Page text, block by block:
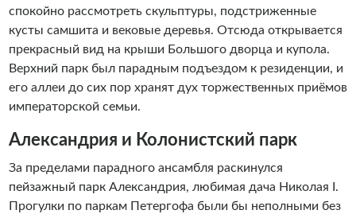
спокойно рассмотреть скульптуры, подстриженные
кусты самшита и вековые деревья. Отсюда открывается
прекрасный вид на крыши Большого дворца и купола.
Верхний парк был парадным подъездом к резиденции, и
его аллеи до сих пор хранят дух торжественных приёмов
императорской семьи.
Александрия и Колонистский парк
За пределами парадного ансамбля раскинулся
пейзажный парк Александрия, любимая дача Николая I.
Прогулки по паркам Петергофа были бы неполными без